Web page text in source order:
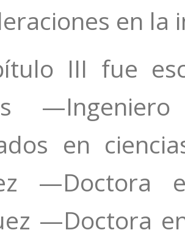
en la
III fue
en
—Doctora
—Doctora